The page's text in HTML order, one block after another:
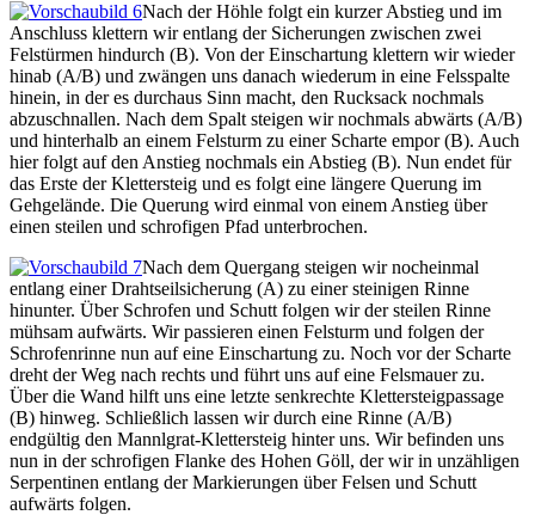
Nach der Höhle folgt ein kurzer Abstieg und im
Anschluss klettern wir entlang der Sicherungen zwischen zwei
Felstürmen hindurch (B). Von der Einschartung klettern wir wieder
hinab (A/B) und zwängen uns danach wiederum in eine Felsspalte
hinein, in der es durchaus Sinn macht, den Rucksack nochmals
abzuschnallen. Nach dem Spalt steigen wir nochmals abwärts (A/B)
und hinterhalb an einem Felsturm zu einer Scharte empor (B). Auch
hier folgt auf den Anstieg nochmals ein Abstieg (B). Nun endet für
das Erste der Klettersteig und es folgt eine längere Querung im
Gehgelände. Die Querung wird einmal von einem Anstieg über
einen steilen und schrofigen Pfad unterbrochen.
Nach dem Quergang steigen wir nocheinmal
entlang einer Drahtseilsicherung (A) zu einer steinigen Rinne
hinunter. Über Schrofen und Schutt folgen wir der steilen Rinne
mühsam aufwärts. Wir passieren einen Felsturm und folgen der
Schrofenrinne nun auf eine Einschartung zu. Noch vor der Scharte
dreht der Weg nach rechts und führt uns auf eine Felsmauer zu.
Über die Wand hilft uns eine letzte senkrechte Klettersteigpassage
(B) hinweg. Schließlich lassen wir durch eine Rinne (A/B)
endgültig den Mannlgrat-Klettersteig hinter uns. Wir befinden uns
nun in der schrofigen Flanke des Hohen Göll, der wir in unzähligen
Serpentinen entlang der Markierungen über Felsen und Schutt
aufwärts folgen.